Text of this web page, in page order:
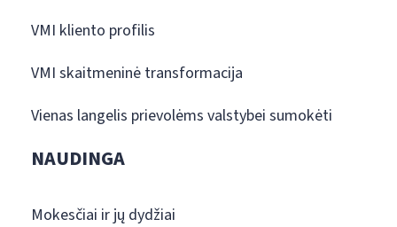
VMI kliento profilis
VMI skaitmeninė transformacija
Vienas langelis prievolėms valstybei sumokėti
NAUDINGA
Mokesčiai ir jų dydžiai